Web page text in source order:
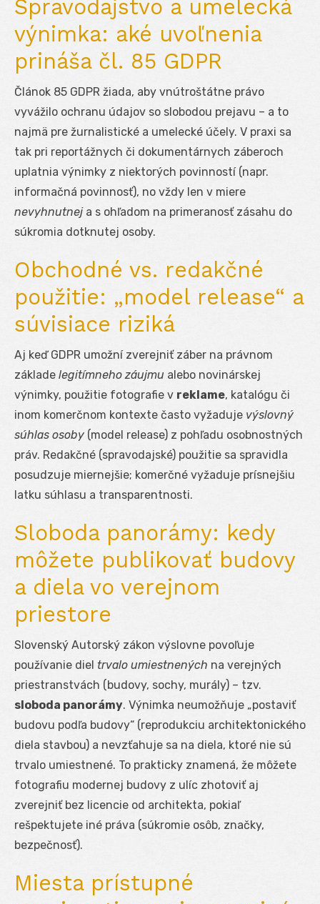
Spravodajstvo a umelecká
výnimka: aké uvoľnenia
prináša čl. 85 GDPR
Článok 85 GDPR žiada, aby vnútroštátne právo
vyvážilo ochranu údajov so slobodou prejavu – a to
najmä pre žurnalistické a umelecké účely. V praxi sa
tak pri reportážnych či dokumentárnych záberoch
uplatnia výnimky z niektorých povinností (napr.
informačná povinnosť), no vždy len v miere
nevyhnutneja s ohľadom na primeranosť zásahu do
súkromia dotknutej osoby.
Obchodné vs. redakčné
použitie: „model release“ a
súvisiace riziká
Aj keď GDPR umožní zverejniť záber na právnom
základe legitímneho záujmu alebo novinárskej
výnimky, použitie fotografie v reklame, katalógu či
inom komerčnom kontexte často vyžaduje výslovný
súhlas osoby (model release) z pohľadu osobnostných
práv. Redakčné (spravodajské) použitie sa spravidla
posudzuje miernejšie; komerčné vyžaduje prísnejšiu
latku súhlasu a transparentnosti.
Sloboda panorámy: kedy
môžete publikovať budovy
a diela vo verejnom
priestore
Slovenský Autorský zákon výslovne povoľuje
používanie diel trvalo umiestnených na verejných
priestranstvách (budovy, sochy, murály) – tzv.
sloboda panorámy. Výnimka neumožňuje „postaviť
budovu podľa budovy“ (reprodukciu architektonického
diela stavbou) a nevzťahuje sa na diela, ktoré nie sú
trvalo umiestnené. To prakticky znamená, že môžete
fotografiu modernej budovy z ulíc zhotoviť aj
zverejniť bez licencie od architekta, pokiaľ
rešpektujete iné práva (súkromie osôb, značky,
bezpečnosť).
Miesta prístupné